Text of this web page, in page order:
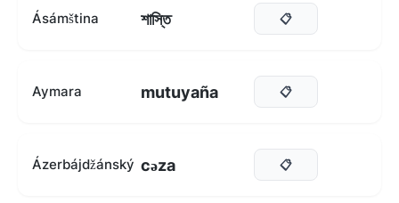
Ásámština শাস্তি 📋
Aymara mutuyaña 📋
Ázerbájdžánský cəza 📋